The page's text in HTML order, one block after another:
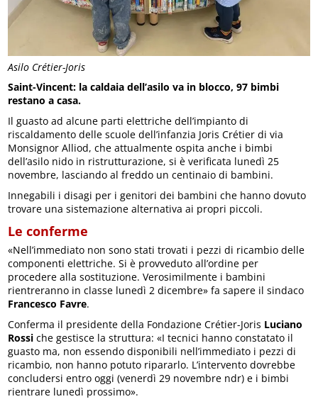
Asilo Crétier-Joris
Saint-Vincent: la caldaia dell’asilo va in blocco, 97 bimbi
restano a casa.
Il guasto ad alcune parti elettriche dell’impianto di
riscaldamento delle scuole dell’infanzia Joris Crétier di via
Monsignor Alliod, che attualmente ospita anche i bimbi
dell’asilo nido in ristrutturazione, si è verificata lunedì 25
novembre, lasciando al freddo un centinaio di bambini.
Innegabili i disagi per i genitori dei bambini che hanno dovuto
trovare una sistemazione alternativa ai propri piccoli.
Le conferme
«Nell’immediato non sono stati trovati i pezzi di ricambio delle
componenti elettriche. Si è provveduto all’ordine per
procedere alla sostituzione. Verosimilmente i bambini
rientreranno in classe lunedì 2 dicembre» fa sapere il sindaco
Francesco Favre.
Conferma il presidente della Fondazione Crétier-Joris Luciano
Rossi che gestisce la struttura: «I tecnici hanno constatato il
guasto ma, non essendo disponibili nell’immediato i pezzi di
ricambio, non hanno potuto ripararlo. L’intervento dovrebbe
concludersi entro oggi (venerdì 29 novembre ndr) e i bimbi
rientrare lunedì prossimo».